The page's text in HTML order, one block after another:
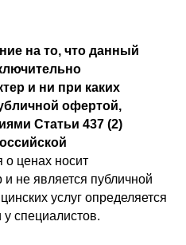
на то, что данный
и ни при каких
офертой,
Статьи 437 (2)
ценах носит
не является публичной
услуг определяется
у специалистов.